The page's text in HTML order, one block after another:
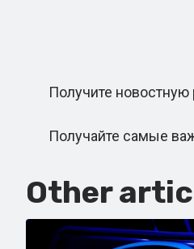
Получите новостную
Получайте самые
Other